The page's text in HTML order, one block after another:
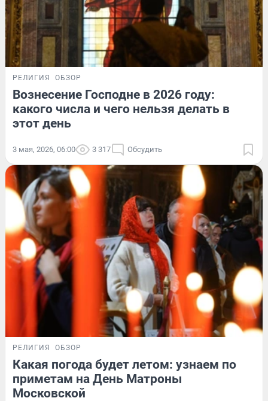
РЕЛИГИЯ ОБЗОР
Вознесение Господне в 2026 году:
какого числа и чего нельзя делать в
этот день
3 мая, 2026, 06:00 3 317 Обсудить
РЕЛИГИЯ ОБЗОР
Какая погода будет летом: узнаем по
приметам на День Матроны
Московской